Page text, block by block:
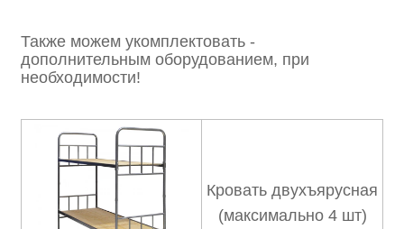
Также можем укомплектовать -
дополнительным оборудованием, при
необходимости!
Кровать двухъярусная
(максимально 4 шт)